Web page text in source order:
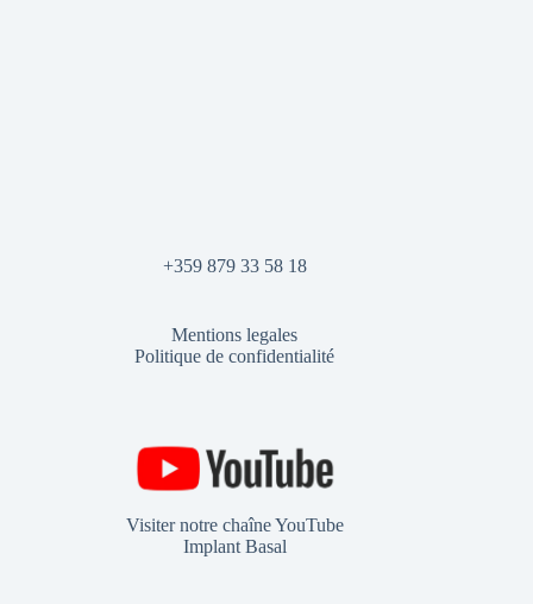
+359 879 33 58 18
Mentions legales
Politique de confidentialité
Visiter notre chaîne YouTube
Implant Basal